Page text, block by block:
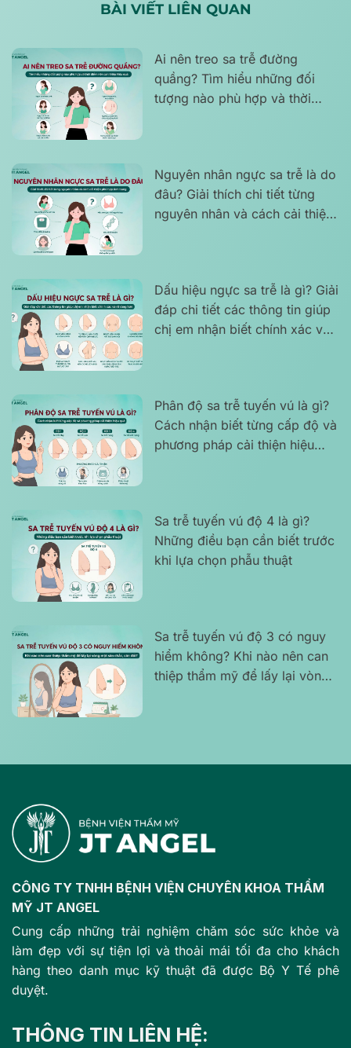
BÀI VIẾT LIÊN QUAN
Ai nên treo sa trễ đường
quầng? Tìm hiểu những đối
tượng nào phù hợp và thời
Nguyên nhân ngực sa trễ là do
đâu? Giải thích chi tiết từng
nguyên nhân và cách cải thiện
Dấu hiệu ngực sa trễ là gì? Giải
đáp chi tiết các thông tin giúp
chị em nhận biết chính xác và
Phân độ sa trễ tuyến vú là gì?
Cách nhận biết từng cấp độ và
phương pháp cải thiện hiệu
Sa trễ tuyến vú độ 4 là gì?
Những điều bạn cần biết trước
khi lựa chọn phẫu thuật
Sa trễ tuyến vú độ 3 có nguy
hiểm không? Khi nào nên can
thiệp thẩm mỹ để lấy lại vòng
CÔNG TY TNHH BỆNH VIỆN CHUYÊN KHOA THẨM
MỸ JT ANGEL
Cung cấp những trải nghiệm chăm sóc sức khỏe và
làm đẹp với sự tiện lợi và thoải mái tối đa cho khách
hàng theo danh mục kỹ thuật đã được Bộ Y Tế phê
duyệt.
THÔNG TIN LIÊN HỆ: